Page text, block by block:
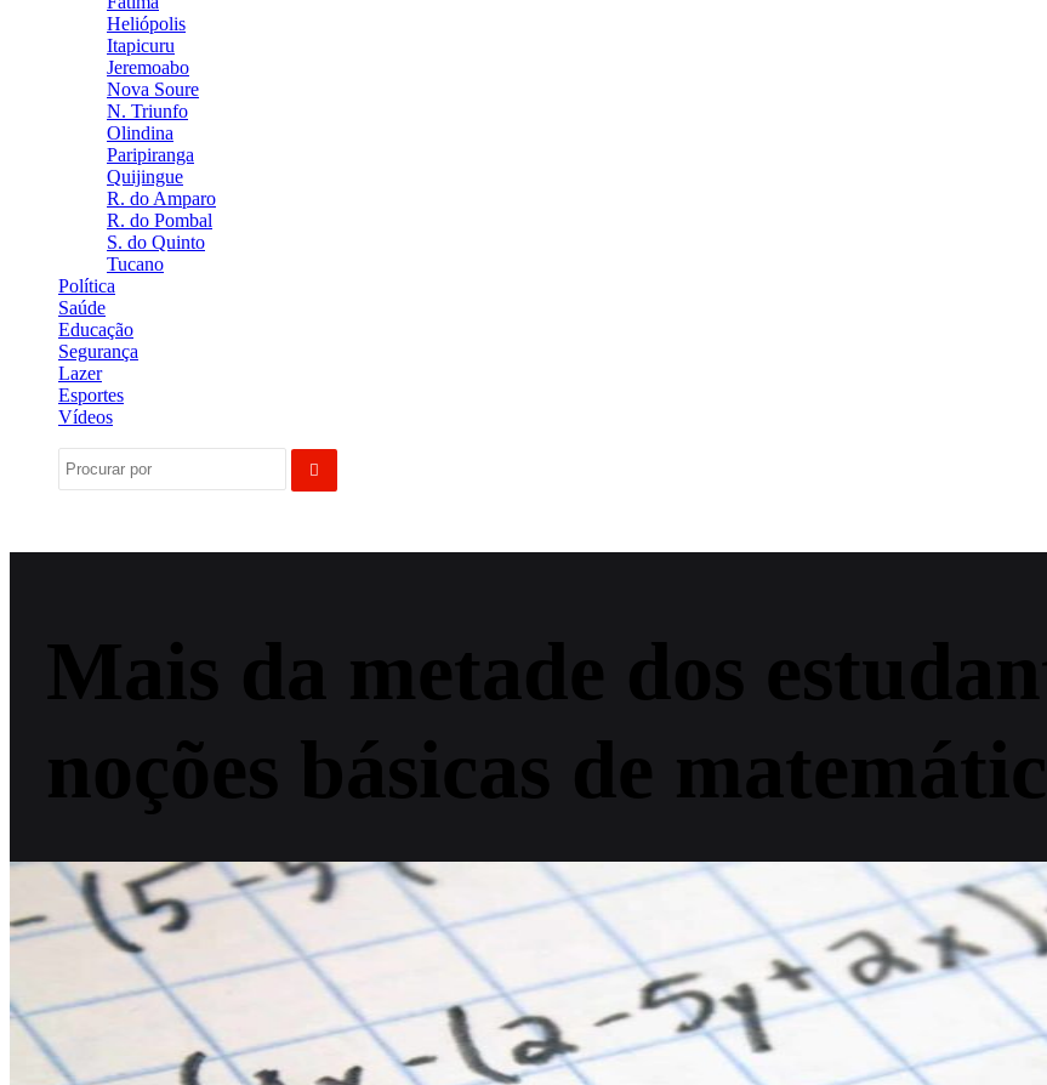
Heliópolis
Itapicuru
Jeremoabo
Nova Soure
N. Triunfo
Olindina
Paripiranga
Quijingue
R. do Amparo
R. do Pombal
S. do Quinto
Tucano
Política
Saúde
Educação
Segurança
Lazer
Esportes
Vídeos
Procurar
Mais da metade dos
noções básicas de